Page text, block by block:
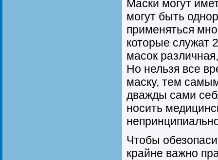
Маски могут
могут быть
применяться
которые служат
масок
Но нельзя все
маску, тем
дважды сами
носить
Чтобы
крайне важно